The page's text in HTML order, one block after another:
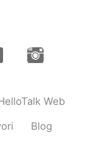
Web
Blog